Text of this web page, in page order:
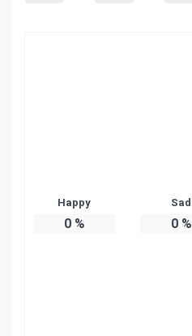
Happy
0%
Sad
0%